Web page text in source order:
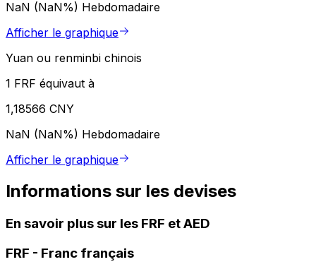
NaN (NaN%) Hebdomadaire
Afficher le graphique
Yuan ou renminbi chinois
1 FRF équivaut à
1,18566 CNY
NaN (NaN%) Hebdomadaire
Afficher le graphique
Informations sur les devises
En savoir plus sur les FRF et AED
FRF - Franc français